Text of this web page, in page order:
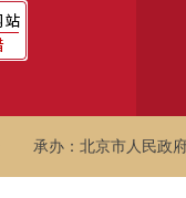
承办：北京市人民政